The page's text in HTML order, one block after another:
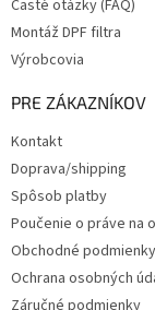
Časté otázky (FAQ)
Montáž DPF filtra
Výrobcovia
PRE ZÁKAZNÍKOV
Kontakt
Doprava/shipping
Spôsob platby
Poučenie o práve na
Obchodné podmienky
Ochrana osobných